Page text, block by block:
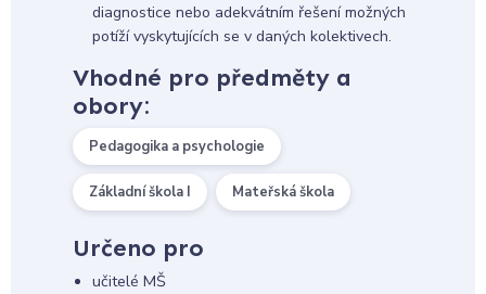
diagnostice nebo adekvátním řešení možných
potíží vyskytujících se v daných kolektivech.
Vhodné pro předměty a
obory:
Pedagogika a psychologie
Základní škola I Mateřská škola
Určeno pro
učitelé MŠ